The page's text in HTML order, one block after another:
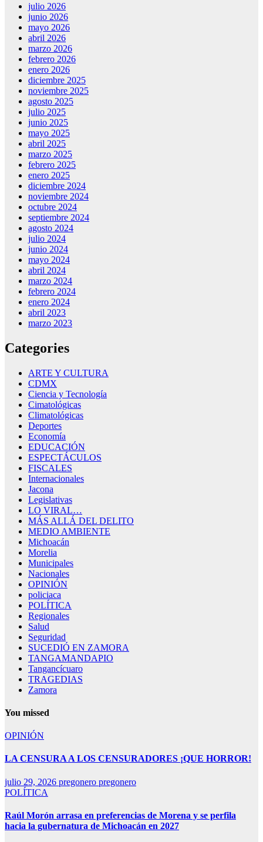
julio 2026
junio 2026
mayo 2026
abril 2026
marzo 2026
febrero 2026
enero 2026
diciembre 2025
noviembre 2025
agosto 2025
julio 2025
junio 2025
mayo 2025
abril 2025
marzo 2025
febrero 2025
enero 2025
diciembre 2024
noviembre 2024
octubre 2024
septiembre 2024
agosto 2024
julio 2024
junio 2024
mayo 2024
abril 2024
marzo 2024
febrero 2024
enero 2024
abril 2023
marzo 2023
Categories
ARTE Y CULTURA
CDMX
Ciencia y Tecnología
Cimatológicas
Climatológicas
Deportes
Economía
EDUCACIÓN
ESPECTÁCULOS
FISCALES
Internacionales
Jacona
Legislativas
LO VIRAL…
MÁS ALLÁ DEL DELITO
MEDIO AMBIENTE
Michoacán
Morelia
Municipales
Nacionales
OPINIÓN
policiaca
POLÍTICA
Regionales
Salud
Seguridad
SUCEDIÓ EN ZAMORA
TANGAMANDAPIO
Tangancícuaro
TRAGEDIAS
Zamora
You missed
OPINIÓN
LA CENSURA A LOS CENSURADORES ¡QUE HORROR!
julio 29, 2026 pregonero pregonero
POLÍTICA
Raúl Morón arrasa en preferencias de Morena y se perfila
hacia la gubernatura de Michoacán en 2027